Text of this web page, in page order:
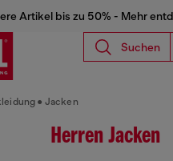
Artikel bis zu 50% - Mehr
Suchen
Jacken
Herren Jacken